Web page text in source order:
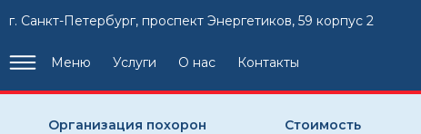
г. Санкт-Петербург, проспект Энергетиков, 59 корпус 2
Меню Услуги О нас Контакты
Организация похорон Стоимость